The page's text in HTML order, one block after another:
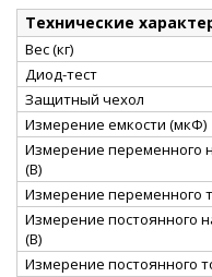
Технические
Вес (кг)
Диод-тест
Защитный чехол
Измерение емкости (мкФ)
Измерение переменного
(В)
Измерение переменного
Измерение постоянного
(В)
Измерение постоянного